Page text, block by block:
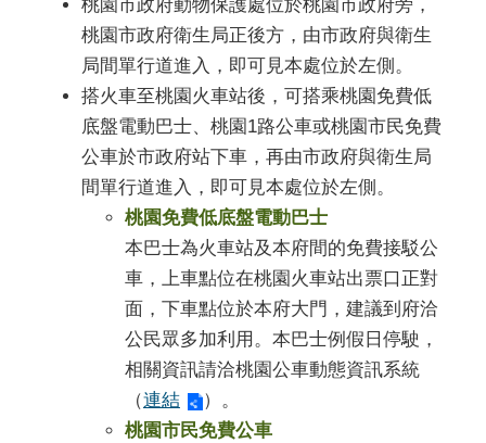
桃園市政府動物保護處位於桃園市政府旁，
桃園市政府衛生局正後方，由市政府與衛生
局間單行道進入，即可見本處位於左側。
搭火車至桃園火車站後，可搭乘桃園免費低
底盤電動巴士、桃園1路公車或桃園市民免費
公車於市政府站下車，再由市政府與衛生局
間單行道進入，即可見本處位於左側。
桃園免費低底盤電動巴士
本巴士為火車站及本府間的免費接駁公
車，上車點位在桃園火車站出票口正對
面，下車點位於本府大門，建議到府洽
公民眾多加利用。本巴士例假日停駛，
相關資訊請洽桃園公車動態資訊系統
（連結
）。
桃園市民免費公車